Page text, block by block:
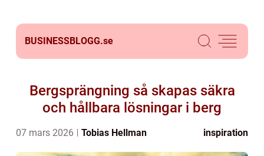
BUSINESSBLOGG.se
Bergsprängning så skapas säkra
och hållbara lösningar i berg
07 mars 2026 Tobias Hellman inspiration